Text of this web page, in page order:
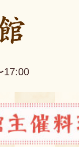
17:00
中文